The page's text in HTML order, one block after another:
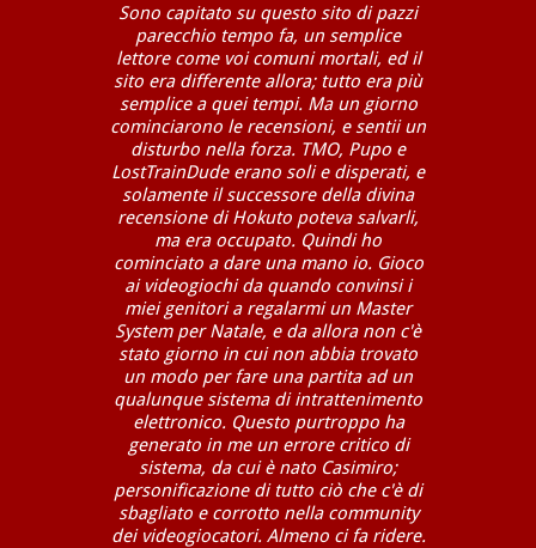
Sono capitato su questo sito di pazzi
parecchio tempo fa, un semplice
lettore come voi comuni mortali, ed il
sito era differente allora; tutto era più
semplice a quei tempi. Ma un giorno
cominciarono le recensioni, e sentii un
disturbo nella forza. TMO, Pupo e
LostTrainDude erano soli e disperati, e
solamente il successore della divina
recensione di Hokuto poteva salvarli,
ma era occupato. Quindi ho
cominciato a dare una mano io. Gioco
ai videogiochi da quando convinsi i
miei genitori a regalarmi un Master
System per Natale, e da allora non c'è
stato giorno in cui non abbia trovato
un modo per fare una partita ad un
qualunque sistema di intrattenimento
elettronico. Questo purtroppo ha
generato in me un errore critico di
sistema, da cui è nato Casimiro;
personificazione di tutto ciò che c'è di
sbagliato e corrotto nella community
dei videogiocatori. Almeno ci fa ridere.